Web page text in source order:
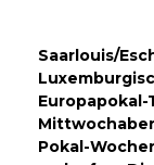
Saarlouis/
Europapokal-
Pokal-